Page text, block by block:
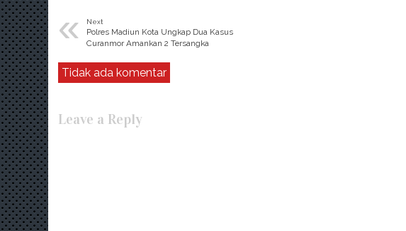
« Next
Polres Madiun Kota Ungkap Dua Kasus
Curanmor Amankan 2 Tersangka
Tidak ada komentar
Leave a Reply